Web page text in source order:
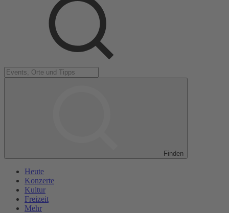
Finden
Heute
Konzerte
Kultur
Freizeit
Mehr